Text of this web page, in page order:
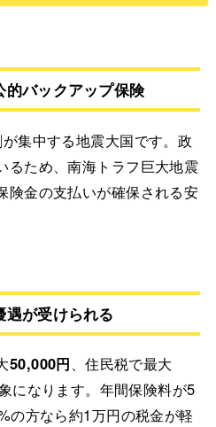
バックアップ保険
集中する地震大国です。政
るため、南海トラフ巨大地震
険金の支払いが確保される安
が受けられる
50,000円、住民税で最大
になります。年間保険料が5
の方なら約1万円の税金が軽